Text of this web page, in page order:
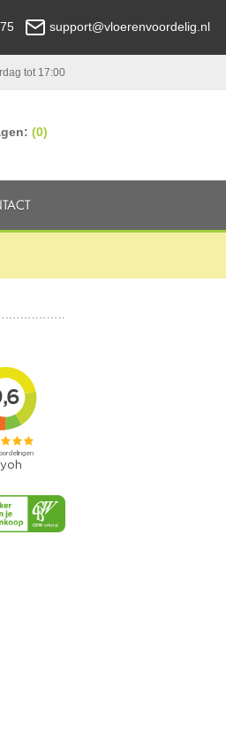
support@vloerenvoordelig.nl
tot 17:00
(0)